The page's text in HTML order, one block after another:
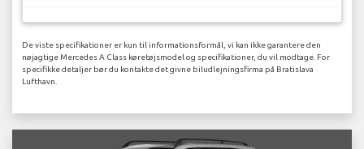
De viste specifikationer er kun til informationsformål, vi kan ikke garantere den
nøjagtige Mercedes A Class køretøjsmodel og specifikationer, du vil modtage. For
specifikke detaljer bør du kontakte det givne biludlejningsfirma på Bratislava
Lufthavn.